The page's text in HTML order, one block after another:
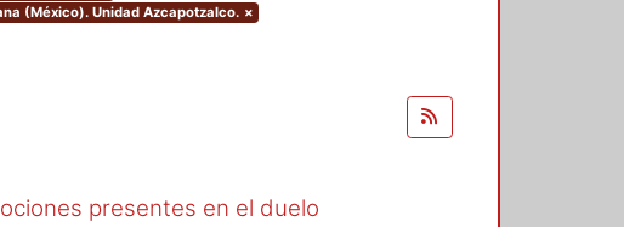
(México). Unidad Azcapotzalco. ×
presentes en el duelo